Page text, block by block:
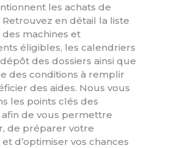
les achats de
Retrouvez en détail la liste
machines et
éligibles, les calendriers
des dossiers ainsi que
des conditions à remplir
des aides. Nous vous
les points clés des
afin de vous permettre
de préparer votre
d’optimiser vos chances